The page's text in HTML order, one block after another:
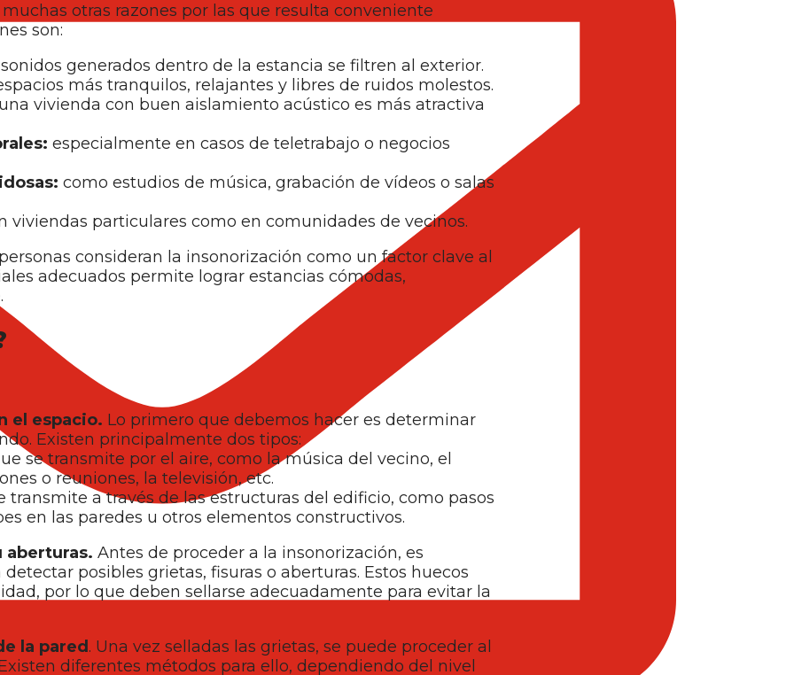
otras razones por las que resulta conveniente
son:
generados dentro de la estancia se filtren al exterior.
más tranquilos, relajantes y libres de ruidos molestos.
una vivienda con buen aislamiento acústico es más atractiva
especialmente en casos de teletrabajo o negocios
como estudios de música, grabación de vídeos o salas
viviendas particulares como en comunidades de vecinos.
consideran la insonorización como un factor clave al
adecuados permite lograr estancias cómodas,
el espacio. Lo primero que debemos hacer es determinar
Existen principalmente dos tipos:
se transmite por el aire, como la música del vecino, el
o reuniones, la televisión, etc.
transmite a través de las estructuras del edificio, como pasos
en las paredes u otros elementos constructivos.
aberturas. Antes de proceder a la insonorización, es
posibles grietas, fisuras o aberturas. Estos huecos
por lo que deben sellarse adecuadamente para evitar la
la pared . Una vez selladas las grietas, se puede proceder al
diferentes métodos para ello, dependiendo del nivel